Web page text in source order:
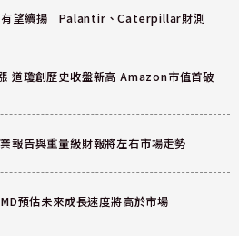
有望續揚 Palantir、Caterpillar財測
道瓊創歷史收盤新高 Amazon市值首破
報告與重量級財報將左右市場走勢
預估未來成長速度將高於市場